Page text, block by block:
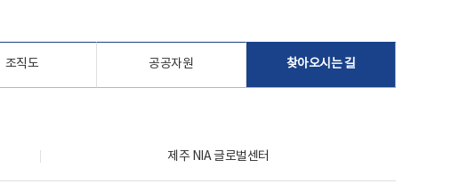
조직도 공공자원 찾아오시는 길
제주 NIA 글로벌센터